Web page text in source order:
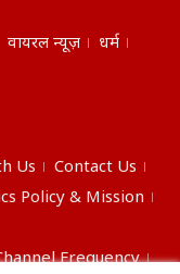
वायरल न्यूज़
धर्म
Us
Contact Us
Policy & Mission
Frequency